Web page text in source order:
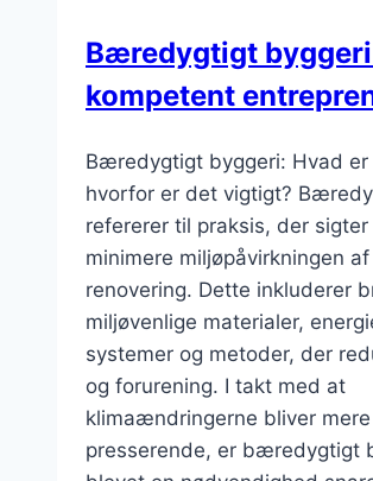
Bæredygtigt byggeri
kompetent
Bæredygtigt byggeri: Hvad er
hvorfor er det vigtigt?
refererer til praksis, der
minimere miljøpåvirkningen
renovering. Dette inkluderer
miljøvenlige materialer,
systemer og metoder, der
og forurening. I takt med at
klimaændringerne bliver mere
presserende, er bæredygtigt